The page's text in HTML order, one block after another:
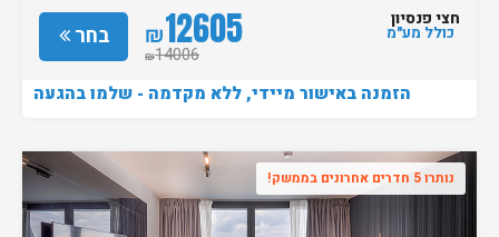
בחר ₪12605
₪14006
חצי פנסיון
כולל מע"מ
הזמנה באישור מיידי, ללא מקדמה - שלמו בהגעה
נותרו 5 חדרים אחרונים בממשק!